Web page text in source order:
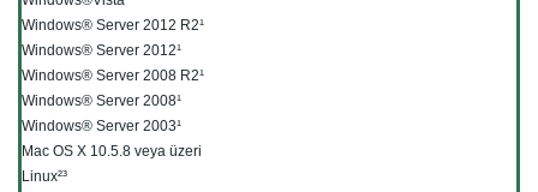
Windows® Server 2012 R2¹
Windows® Server 2012¹
Windows® Server 2008 R2¹
Windows® Server 2008¹
Windows® Server 2003¹
Mac OS X 10.5.8 veya üzeri
Linux²³